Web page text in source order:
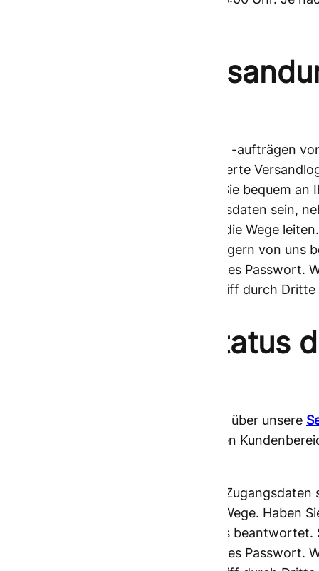
Wie können
Das Ausfüllen von Versandlabeln und -aufträgen
Ihnen eine komfortable, internetbasierte
internationalen Sendungen können Sie bequem
Sie noch nicht im Besitz von Zugangsdaten sein,
werden dann alles Weitere für Sie in die Wege
Anwendung werden, diese ebenfalls gern von
Benutzernamen, sowie Ihr geschütztes Passwort.
behandelt werden und vor dem Zugriff durch
Wie kann der Status
Sie können entweder Einzelabfragen über unsere
durchführen oder sich im geschützten
Sollten Sie noch nicht im Besitz von
Wir leiten alles Weitere für Sie in die Wege. Haben
werden, diese ebenfalls gern von uns
Benutzernamen, sowie Ihr geschütztes Passwort.